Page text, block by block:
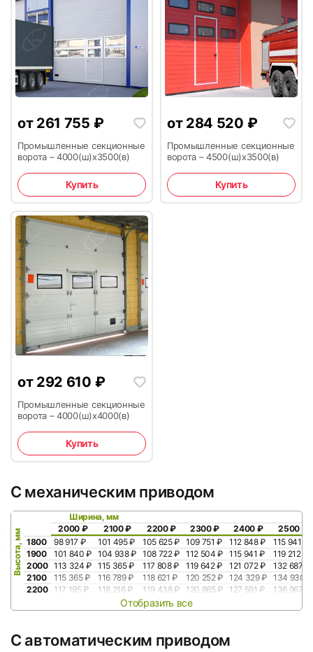
от 261 755 ₽
Промышленные секционные
ворота – 4000(ш)x3500(в)
Купить
от 284 520 ₽
Промышленные секционные
ворота – 4500(ш)x3500(в)
Купить
от 292 610 ₽
Промышленные секционные
ворота – 4000(ш)x4000(в)
Купить
С механическим приводом
Ширина, мм
2000 ₽
2100 ₽ 2200 ₽ 2300 ₽ 2400 ₽ 2500 ₽
Высота, мм 1800 98 917 ₽ 101 495 ₽ 105 625 ₽ 109 751 ₽ 112 848 ₽
115 941 ₽
1900
101 840 ₽ 104 938 ₽ 108 722 ₽ 112 504 ₽ 115 941 ₽
119 212 ₽
2000 113 324 ₽ 115 365 ₽ 117 808 ₽ 119 642 ₽ 121 072 ₽
132 687 ₽
2100
115 365 ₽ 116 789 ₽ 118 621 ₽ 120 252 ₽ 124 329 ₽ 134 930 ₽
2200
117 195 ₽ 118 216 ₽ 119 438 ₽ 120 865 ₽ 127 591 ₽ 136 967 ₽
Отобразить все
С автоматическим приводом